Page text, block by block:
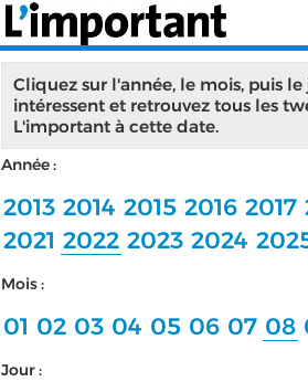
INSCRIPTION
SÉLECTION DE L'ÉTÉ
ABONNEZ-VOUS À LA
Cliquez sur l'année, le mois, puis
intéressent et retrouvez tous les
L'important à cette date.
Année :
2013 2014 2015 2016 2017
2021 2022 2023 2024
Mois :
01 02 03 04 05 06 07 08
Jour :